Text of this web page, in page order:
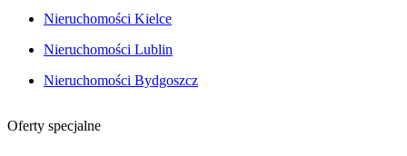
Nieruchomości Kielce
Nieruchomości Lublin
Nieruchomości Bydgoszcz
Oferty specjalne